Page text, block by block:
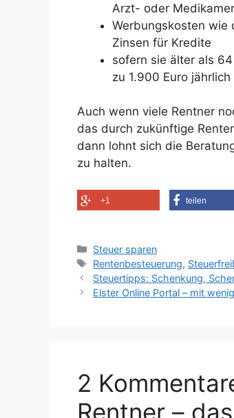
Arzt- oder
Werbungskosten wie
Zinsen für Kredite
sofern sie älter als
zu 1.900 Euro
Auch wenn viele Rentner
das durch zukünftige
dann lohnt sich die
zu halten.
+1 teilen
Kategorien
Steuer sparen
Schlagwörter
Rentenbesteuerung,
Steuertipps: Schenkung,
Elster Online Portal – mit
2
Rentner –